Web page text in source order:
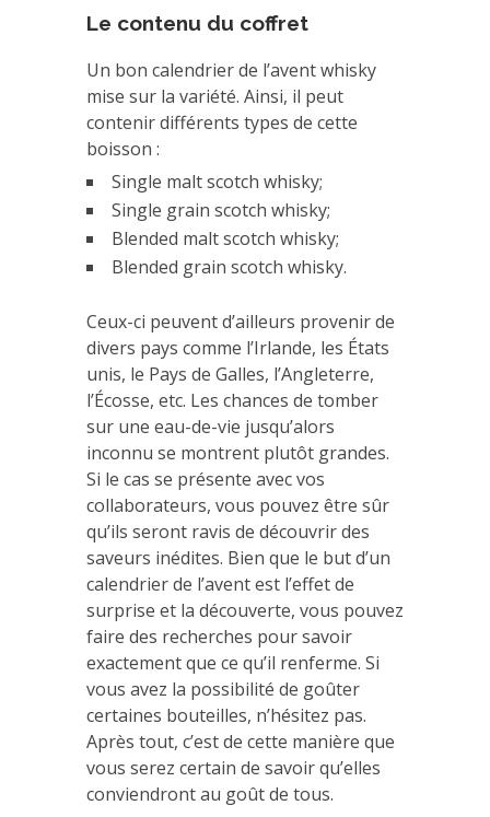
Le contenu du coffret
Un bon calendrier de l’avent whisky
mise sur la variété. Ainsi, il peut
contenir différents types de cette
boisson :
Single malt scotch whisky;
Single grain scotch whisky;
Blended malt scotch whisky;
Blended grain scotch whisky.
Ceux-ci peuvent d’ailleurs provenir de
divers pays comme l’Irlande, les États
unis, le Pays de Galles, l’Angleterre,
l’Écosse, etc. Les chances de tomber
sur une eau-de-vie jusqu’alors
inconnu se montrent plutôt grandes.
Si le cas se présente avec vos
collaborateurs, vous pouvez être sûr
qu’ils seront ravis de découvrir des
saveurs inédites. Bien que le but d’un
calendrier de l’avent est l’effet de
surprise et la découverte, vous pouvez
faire des recherches pour savoir
exactement que ce qu’il renferme. Si
vous avez la possibilité de goûter
certaines bouteilles, n’hésitez pas.
Après tout, c’est de cette manière que
vous serez certain de savoir qu’elles
conviendront au goût de tous.